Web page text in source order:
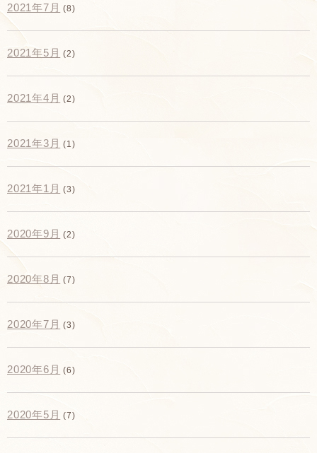
2021年7月 (8)
2021年5月 (2)
2021年4月 (2)
2021年3月 (1)
2021年1月 (3)
2020年9月 (2)
2020年8月 (7)
2020年7月 (3)
2020年6月 (6)
2020年5月 (7)